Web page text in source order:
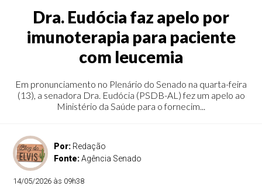
Dra. Eudócia faz apelo por
imunoterapia para paciente
com leucemia
Em pronunciamento no Plenário do Senado na quarta-feira
(13), a senadora Dra. Eudócia (PSDB-AL) fez um apelo ao
Ministério da Saúde para o fornecim...
Por: Redação
Fonte:Agência Senado
14/05/2026 às 09h38